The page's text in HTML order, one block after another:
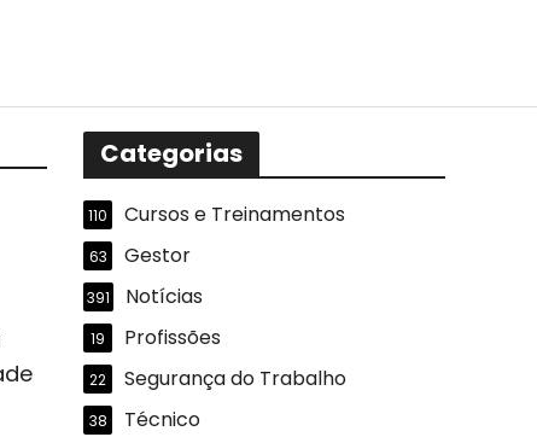
Categorias
Cursos e Treinamentos
110
Gestor
63
Notícias
391
Profissões
19
Segurança do Trabalho
22
Técnico
38